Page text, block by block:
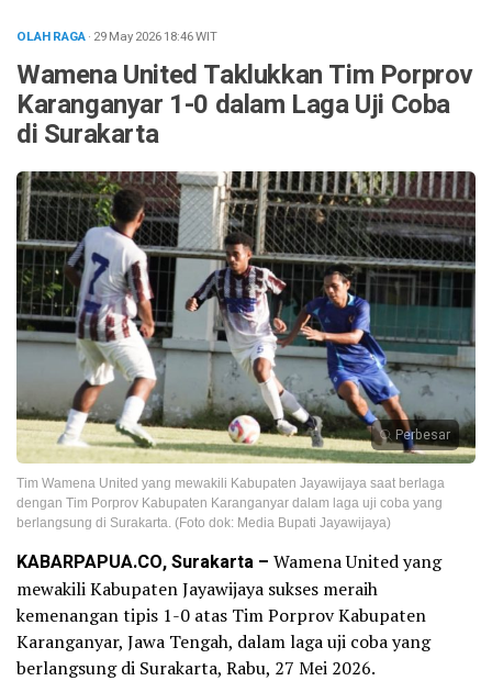
OLAH RAGA· 29 May 202618:46WIT
Wamena United Taklukkan Tim Porprov
Karanganyar 1-0 dalam Laga Uji Coba
di Surakarta
Perbesar
Tim Wamena United yang mewakili Kabupaten Jayawijaya saat berlaga
dengan Tim Porprov Kabupaten Karanganyar dalam laga uji coba yang
berlangsung di Surakarta. (Foto dok: Media Bupati Jayawijaya)
KABARPAPUA.CO, Surakarta – Wamena United yang
mewakili Kabupaten Jayawijaya sukses meraih
kemenangan tipis 1-0 atas Tim Porprov Kabupaten
Karanganyar, Jawa Tengah, dalam laga uji coba yang
berlangsung di Surakarta, Rabu, 27 Mei 2026.